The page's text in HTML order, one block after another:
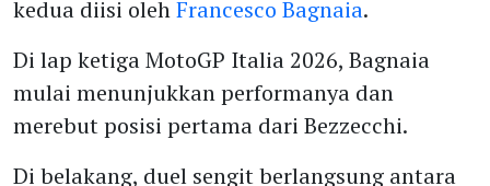
kedua diisi olehFrancesco Bagnaia.
Di lap ketiga MotoGP Italia 2026, Bagnaia
mulai menunjukkan performanya dan
merebut posisi pertama dari Bezzecchi.
Di belakang, duel sengit berlangsung antara